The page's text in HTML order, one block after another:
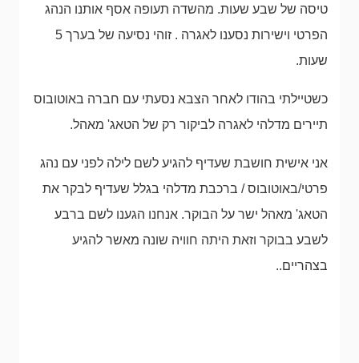
טיסה של שבע שעות. מהשדה תעופה אסף אותנו הנהג
הפרטי וישירות נסענו לאגרה . זוהי נסיעה של בערך 5
שעות.
כשטיילתי בהודו לאחר הצבא נסעתי עם חברה באוטובוס
תיירים מדלהי לאגרה לביקור רק של הטאג' מאהל.
אני אישית חושבת שעדיף להגיע לשם לילה לפני עם נהג
פרטי/באוטובוס / ברכבת מדלהי בגלל שעדיף לבקר את
הטאג' מאהל ישר על הבוקר. אנחנו הגענו לשם ברבע
לשבע בבוקר וזאת היתה חוויה שונה מאשר להגיע
בצהריים..